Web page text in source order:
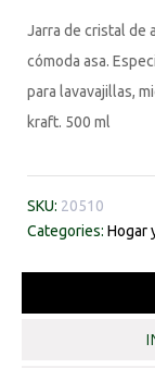
Jarra de cristal de
cómoda asa.
para lavavajillas,
kraft. 500 ml
SKU: 20510
Categories: Hogar